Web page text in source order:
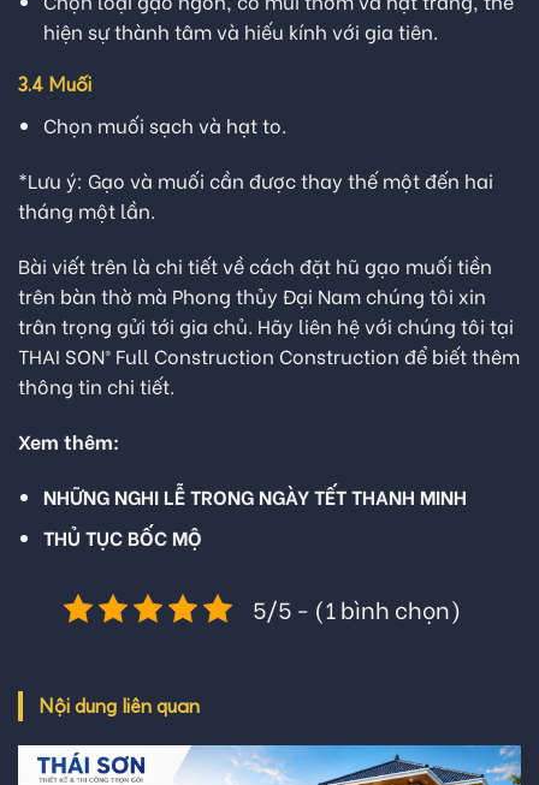
hiện sự thành tâm và hiếu kính với gia tiên.
3.4 Muối
Chọn muối sạch và hạt to.
*Lưu ý: Gạo và muối cần được thay thế một đến hai
tháng một lần.
Bài viết trên là chi tiết về cách đặt hũ gạo muối tiền
trên bàn thờ mà Phong thủy Đại Nam chúng tôi xin
trân trọng gửi tới gia chủ. Hãy liên hệ với chúng tôi tại
THAI SON® Full Construction Construction để biết thêm
thông tin chi tiết.
Xem thêm:
NHỮNG NGHI LỄ TRONG NGÀY TẾT THANH MINH
THỦ TỤC BỐC MỘ
5/5 - (1 bình chọn)
Nội dung liên quan